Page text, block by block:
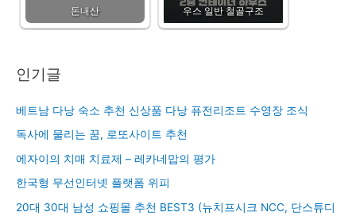
돈내산
우스 일반 철골구조
인기글
베트남 다낭 숙소 추천 신상품 다낭 퓨전리조트 수영장 조식
독사에 물리는 꿈, 로또사이트 추천
에자이의 치매 치료제 – 레카네맙의 평가
한국형 무선인터넷 플랫폼 위피
20대 30대 남성 쇼핑몰 추천 BEST3 (뉴치프시크 NCC, 단스튜디